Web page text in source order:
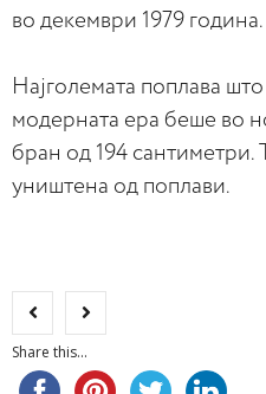
во декември 1979 година.
Најголемата поплава
модерната ера беше во
бран од 194
уништена од поплави.
Share this...